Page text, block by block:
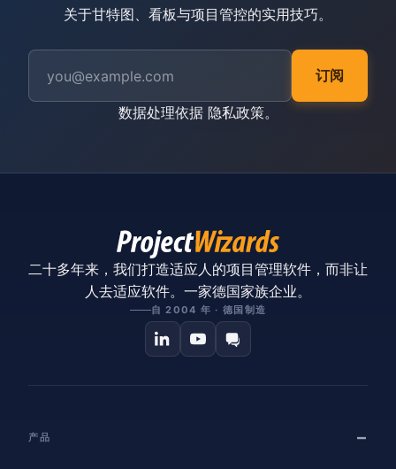
关于甘特图、看板与项目管控的实用技巧。
订阅
数据处理依据 隐私政策。
二十多年来，我们打造适应人的项目管理软件，而非让
人去适应软件。一家德国家族企业。
自 2004 年 · 德国制造
产品